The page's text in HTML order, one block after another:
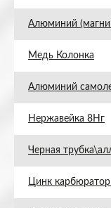
Алюминий
Медь Колонка
Алюминий
Нержавейка 8Нг
Черная
Цинк